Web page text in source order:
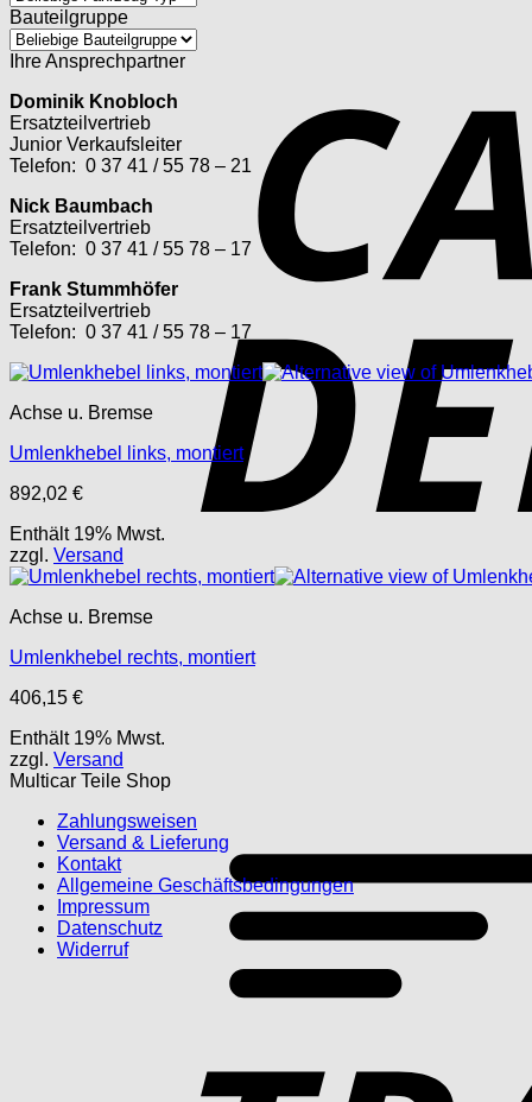
Bauteilgruppe
Ihre Ansprechpartner
Dominik Knobloch
Ersatzteilvertrieb
Junior Verkaufsleiter
Telefon: 0 37 41 / 55 78 – 21
Nick Baumbach
Ersatzteilvertrieb
Telefon: 0 37 41 / 55 78 – 17
Frank Stummhöfer
Ersatzteilvertrieb
Telefon: 0 37 41 / 55 78 – 17
Achse u. Bremse
Umlenkhebel links, montiert
892,02 €
Enthält 19% Mwst.
zzgl. Versand
Achse u. Bremse
Umlenkhebel rechts, montiert
406,15 €
Enthält 19% Mwst.
zzgl. Versand
Multicar Teile Shop
Zahlungsweisen
Versand & Lieferung
Kontakt
Allgemeine Geschäftsbedingungen
Impressum
Datenschutz
Widerruf